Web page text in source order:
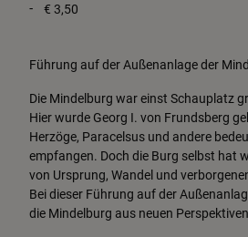
Führung auf der Außenanlage der
Die Mindelburg war einst Schauplatz
Hier wurde Georg I. von Frundsberg
Herzöge, Paracelsus und andere
empfangen. Doch die Burg selbst hat
von Ursprung, Wandel und
Bei dieser Führung auf der
die Mindelburg aus neuen
€ 3,50